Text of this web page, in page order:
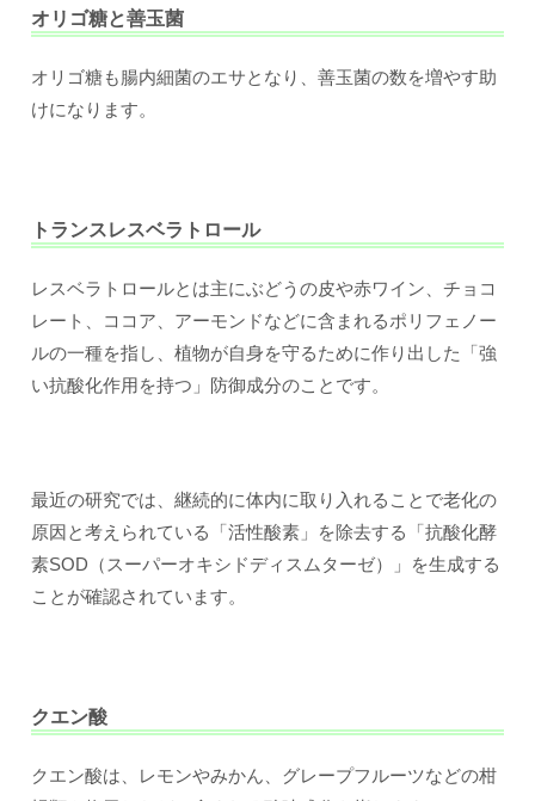
オリゴ糖と善玉菌
オリゴ糖も腸内細菌のエサとなり、善玉菌の数を増やす助
けになります。
トランスレスベラトロール
レスベラトロールとは主にぶどうの皮や赤ワイン、チョコ
レート、ココア、アーモンドなどに含まれるポリフェノー
ルの一種を指し、植物が自身を守るために作り出した「強
い抗酸化作用を持つ」防御成分のことです。
最近の研究では、継続的に体内に取り入れることで老化の
原因と考えられている「活性酸素」を除去する「抗酸化酵
素SOD（スーパーオキシドディスムターゼ）」を生成する
ことが確認されています。
クエン酸
クエン酸は、レモンやみかん、グレープフルーツなどの柑